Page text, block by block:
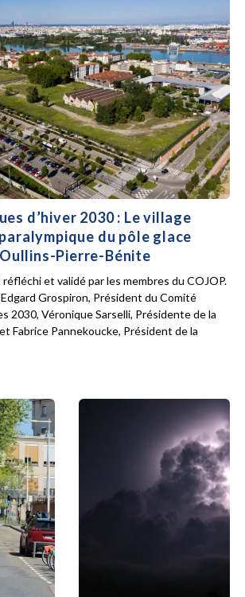
d’hiver 2030 : Le village
du pôle glace
Pierre-Bénite
et validé par les membres du COJOP.
Grospiron, Président du Comité
2030, Véronique Sarselli, Présidente de la
Fabrice Pannekoucke, Président de la